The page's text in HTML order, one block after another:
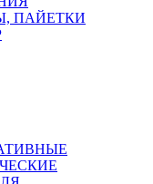
ПАЙЕТКИ